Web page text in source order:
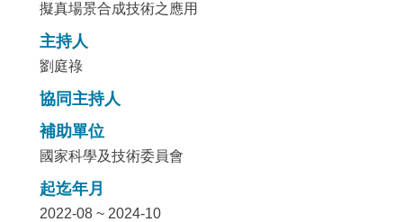
擬真場景合成技術之應用
主持人
劉庭祿
協同主持人
補助單位
國家科學及技術委員會
起迄年月
2022-08 ~ 2024-10